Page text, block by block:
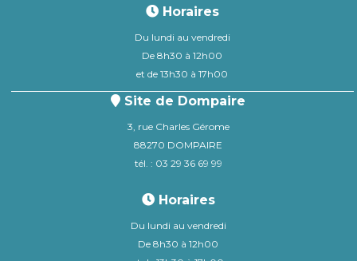
Horaires
Du lundi au vendredi
De 8h30 à 12h00
et de 13h30 à 17h00
Site de Dompaire
3, rue Charles Gérome
88270 DOMPAIRE
tél. : 03 29 36 69 99
Horaires
Du lundi au vendredi
De 8h30 à 12h00